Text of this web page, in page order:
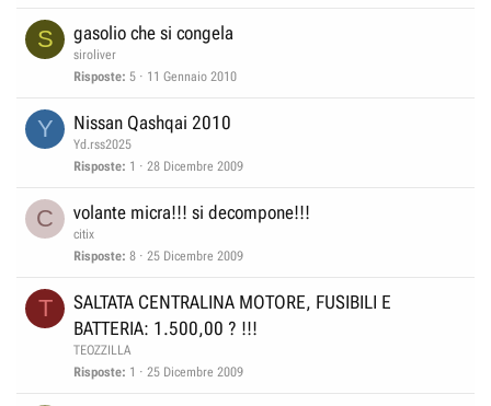
S gasolio che si congela
siroliver
Risposte 5 11 Gennaio 2010
Y Nissan Qashqai 2010
Yd.rss2025
Risposte 1 28 Dicembre 2009
C volante micra!!! si decompone!!!
citix
Risposte 8 25 Dicembre 2009
T
SALTATA CENTRALINA MOTORE, FUSIBILI E
BATTERIA: 1.500,00 ? !!!
TEOZZILLA
Risposte 1 25 Dicembre 2009